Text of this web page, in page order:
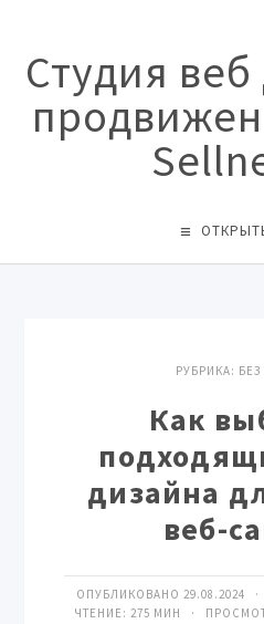
Студия
РУБРИКА:
Как
дизайна
веб-
ОПУБЛИКОВАНО 29.08.2024
ЧТЕНИЕ: 275 МИН ·